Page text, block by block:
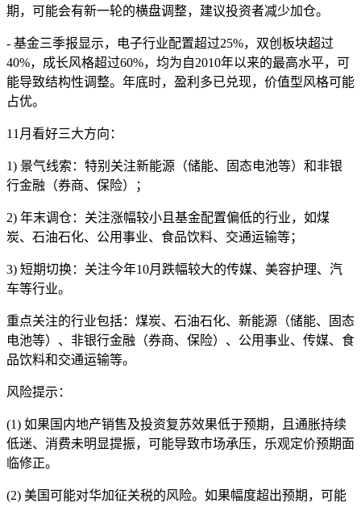
期，可能会有新一轮的横盘调整，建议投资者减少加仓。
- 基金三季报显示，电子行业配置超过25%，双创板块超过
40%，成长风格超过60%，均为自2010年以来的最高水平，可
能导致结构性调整。年底时，盈利多已兑现，价值型风格可能
占优。
11月看好三大方向：
1) 景气线索：特别关注新能源（储能、固态电池等）和非银
行金融（券商、保险）；
2) 年末调仓：关注涨幅较小且基金配置偏低的行业，如煤
炭、石油石化、公用事业、食品饮料、交通运输等；
3) 短期切换：关注今年10月跌幅较大的传媒、美容护理、汽
车等行业。
重点关注的行业包括：煤炭、石油石化、新能源（储能、固态
电池等）、非银行金融（券商、保险）、公用事业、传媒、食
品饮料和交通运输等。
风险提示：
(1) 如果国内地产销售及投资复苏效果低于预期，且通胀持续
低迷、消费未明显提振，可能导致市场承压，乐观定价预期面
临修正。
(2) 美国可能对华加征关税的风险。如果幅度超出预期，可能